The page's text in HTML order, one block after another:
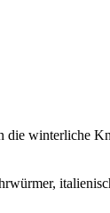
winterliche